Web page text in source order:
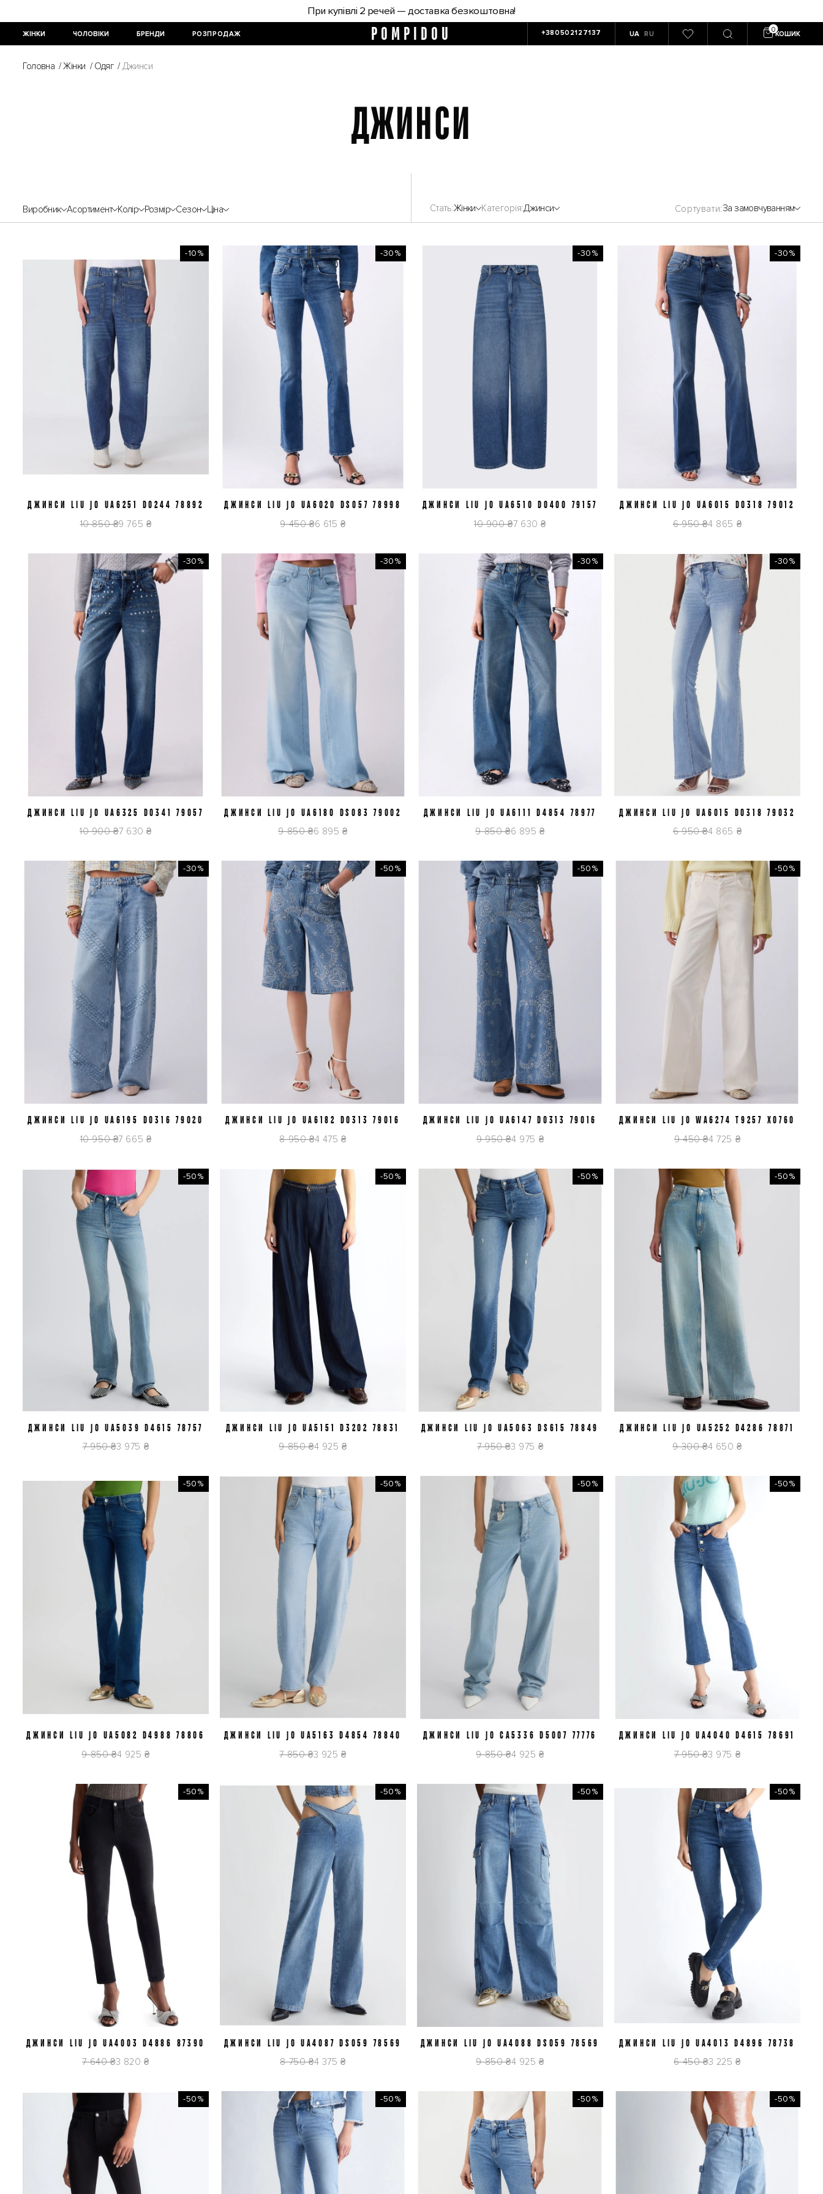
При купівлі 2 речей — доставка безкоштовна!
ЖІНКИ ЧОЛОВІКИ БРЕНДИ РОЗПРОДАЖ POMPIDOU +380502127137 UA RU КОШИК
Головна / Жінки / Одяг / Джинси
ДЖИНСИ
Виробник Асортимент Колір Розмір Сезон Ціна Стать Жінки Категорія Джинси Сортувати За замовчуванням
-10%
J29
ДЖИНСИ LIU JO UA6251 D0244 78892
10 850 ₴9 765 ₴
-30%
J28J30J31
ДЖИНСИ LIU JO UA6020 DS057 78998
9 450 ₴6 615 ₴
-30%
J26 J27J28 J29
ДЖИНСИ LIU JO UA6510 D0400 79157
10 900 ₴7 630 ₴
-30%
J30J31 J32
ДЖИНСИ LIU JO UA6015 D0318 79012
6 950 ₴4 865 ₴
-30%
J25J27J28
ДЖИНСИ LIU JO UA6325 D0341 79057
10 900 ₴7 630 ₴
-30%
ДЖИНСИ LIU JO UA6180 DS083 79002
9 850 ₴6 895 ₴
-30%
J28J31
ДЖИНСИ LIU JO UA6111 D4854 78977
9 850 ₴6 895 ₴
-30%
J28J31 J32
ДЖИНСИ LIU JO UA6015 D0318 79032
6 950 ₴4 865 ₴
-30%
J29
ДЖИНСИ LIU JO UA6195 D0316 79020
10 950 ₴7 665 ₴
-50%
J29
ДЖИНСИ LIU JO UA6182 D0313 79016
8 950 ₴4 475 ₴
-50%
J29
ДЖИНСИ LIU JO UA6147 D0313 79016
9 950 ₴4 975 ₴
-50%
J30
ДЖИНСИ LIU JO WA6274 T9257 X0760
9 450 ₴4 725 ₴
-50%
J31
ДЖИНСИ LIU JO UA5039 D4615 78757
7 950 ₴3 975 ₴
-50%
J29
ДЖИНСИ LIU JO UA5151 D3202 78831
9 850 ₴4 925 ₴
-50%
J27
ДЖИНСИ LIU JO UA5063 DS615 78849
7 950 ₴3 975 ₴
-50%
J29
ДЖИНСИ LIU JO UA5252 D4286 78871
9 300 ₴4 650 ₴
-50%
J26J29
ДЖИНСИ LIU JO UA5082 D4988 78806
9 850 ₴4 925 ₴
-50%
J30J31 J32
ДЖИНСИ LIU JO UA5163 D4854 78840
7 850 ₴3 925 ₴
-50%
J25J29J30
ДЖИНСИ LIU JO CA5336 D5007 77776
9 850 ₴4 925 ₴
-50%
J25J27
ДЖИНСИ LIU JO UA4040 D4615 78691
7 950 ₴3 975 ₴
-50%
J25
ДЖИНСИ LIU JO UA4003 D4886 87390
7 640 ₴3 820 ₴
-50%
J26J27
ДЖИНСИ LIU JO UA4087 DS059 78569
8 750 ₴4 375 ₴
-50%
J25 J26 J27J28 J29
ДЖИНСИ LIU JO UA4088 DS059 78569
9 850 ₴4 925 ₴
-50%
J25
ДЖИНСИ LIU JO UA4013 D4896 78738
6 450 ₴3 225 ₴
-50% -50% -50% -50%